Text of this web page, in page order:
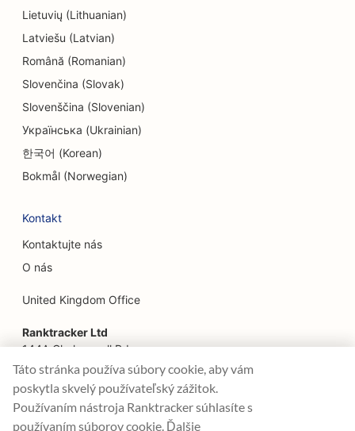
SEO pre únikové miestnosti
EO pre etnické reštaurácie
SEO pre služby faceliftu
SEO pre rodinné reštaurácie
SEO pre finančných plánovačov
SEO pre kvetinárstva
SEO pre reštaurácie Fine Dining
SEO pre finančné služby
SEO pre francúzske cukrárne
SEO pre Food Trucks
Lietuvių (Lithuanian)
Latviešu (Latvian)
Română (Romanian)
Slovenčina (Slovak)
Slovenščina (Slovenian)
Українська (Ukrainian)
한국어 (Korean)
Bokmål (Norwegian)
Kontakt
Kontaktujte nás
O nás
United Kingdom Office
Ranktracker Ltd
144A Clerkenwell Rd
London, EC1R 5DF
Company No: 08820809
felix@ranktracker.com
Táto stránka používa súbory cookie, aby vám
poskytla skvelý používateľský zážitok.
Používaním nástroja Ranktracker súhlasíte s
používaním súborov cookie. Ďalšie